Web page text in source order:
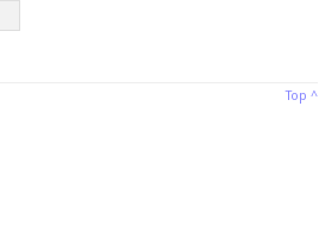
Top ^